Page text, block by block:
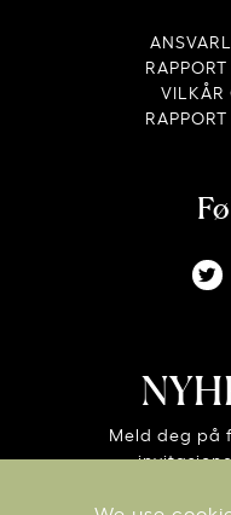
VILKÅR
Meld deg på